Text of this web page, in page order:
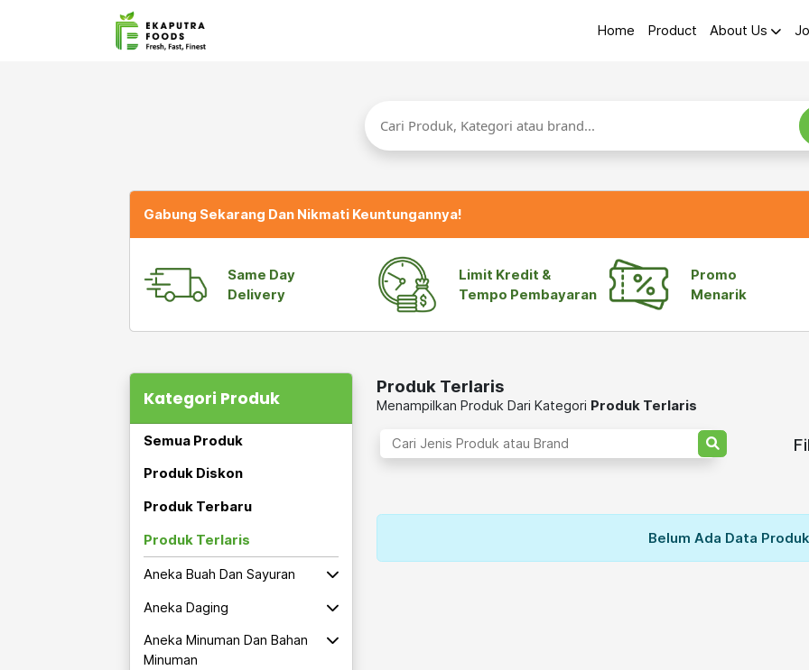
Home Product About Us
Gabung Sekarang Dan Nikmati Keuntungannya!
Same Day
Delivery
Limit Kredit &
Tempo Pembayaran
Promo
Menarik
Kategori Produk
Semua Produk
Produk Diskon
Produk Terbaru
Produk Terlaris
Aneka Buah Dan Sayuran
Aneka Daging
Aneka Minuman Dan Bahan
Minuman
Produk Terlaris
Menampilkan Produk Dari Kategori Produk Terlaris
Belum Ada Data Produk